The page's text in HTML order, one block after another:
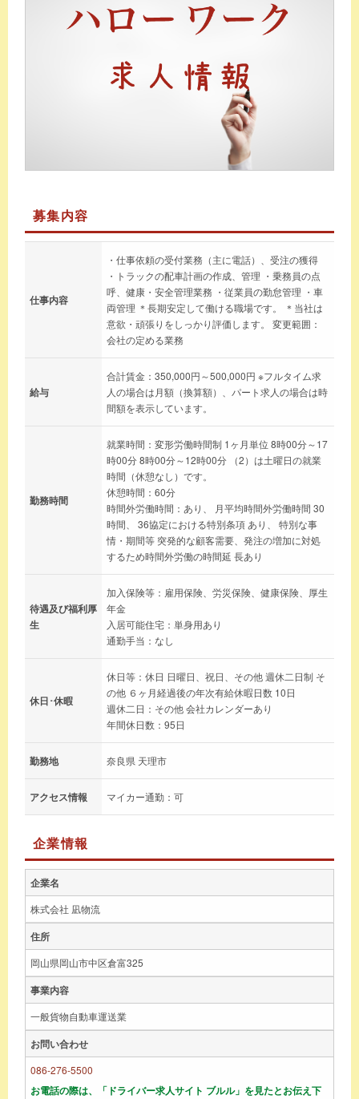
募集内容
仕事内容
・仕事依頼の受付業務（主に電話）、受注の獲得
・トラックの配車計画の作成、管理 ・乗務員の点
呼、健康・安全管理業務 ・従業員の勤怠管理 ・車
両管理 ＊長期安定して働ける職場です。 ＊当社は
意欲・頑張りをしっかり評価します。 変更範囲：
会社の定める業務
給与
合計賃金：350,000円～500,000円 ※フルタイム求
人の場合は月額（換算額）、パート求人の場合は時
間額を表示しています。
勤務時間
就業時間：変形労働時間制 1ヶ月単位 8時00分～17
時00分 8時00分～12時00分 （2）は土曜日の就業
時間（休憩なし）です。
休憩時間：60分
時間外労働時間：あり、 月平均時間外労働時間 30
時間、 36協定における特別条項 あり、 特別な事
情・期間等 突発的な顧客需要、発注の増加に対処
するため時間外労働の時間延 長あり
待遇及び福利厚
生
加入保険等：雇用保険、労災保険、健康保険、厚生
年金
入居可能住宅：単身用あり
通勤手当：なし
休日･休暇
休日等：休日 日曜日、祝日、その他 週休二日制 そ
の他 ６ヶ月経過後の年次有給休暇日数 10日
週休二日：その他 会社カレンダーあり
年間休日数：95日
勤務地 奈良県 天理市
アクセス情報 マイカー通勤：可
企業情報
企業名
株式会社 凪物流
住所
岡山県岡山市中区倉富325
事業内容
一般貨物自動車運送業
お問い合わせ
086-276-5500
お電話の際は、「ドライバー求人サイト ブルル」を見たとお伝え下